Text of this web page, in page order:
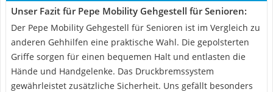
Unser Fazit für Pepe Mobility Gehgestell für Senioren:
Der Pepe Mobility Gehgestell für Senioren ist im Vergleich zu
anderen Gehhilfen eine praktische Wahl. Die gepolsterten
Griffe sorgen für einen bequemen Halt und entlasten die
Hände und Handgelenke. Das Druckbremssystem
gewährleistet zusätzliche Sicherheit. Uns gefällt besonders